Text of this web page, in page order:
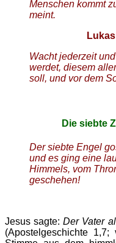
Menschen kommt
meint.
Wacht jederzeit
werdet, diesem
soll, und vor dem
Die siebte
Der siebte Engel
und es ging eine
Himmels, vom
geschehen!
Jesus sagte:Der Vater
(Apostelgeschichte